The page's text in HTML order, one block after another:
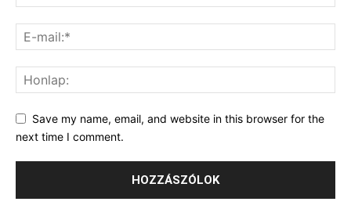
Save my name, email, and website in this browser for the
next time I comment.